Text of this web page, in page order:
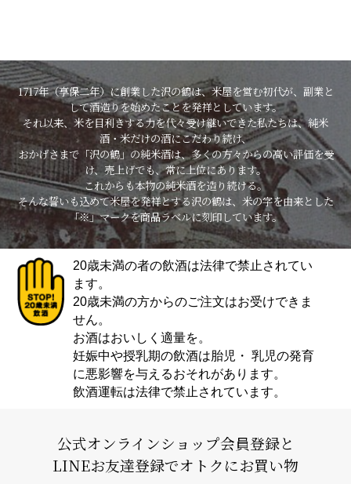
1717年（享保二年）に創業した沢の鶴は、米屋を営む初代が、副業と
して酒造りを始めたことを発祥としています。
それ以来、米を目利きする力を代々受け継いできた私たちは、純米
酒・米だけの酒にこだわり続け、
おかげさまで「沢の鶴」の純米酒は、多くの方々からの高い評価を受
け、売上げでも、常に上位にあります。
これからも本物の純米酒を造り続ける。
そんな誓いも込めて米屋を発祥とする沢の鶴は、米の字を由来とした
「※」マークを商品ラベルに刻印しています。
20歳未満の者の飲酒は法律で禁止されてい
ます。
20歳未満の方からのご注文はお受けできま
せん。
お酒はおいしく適量を。
妊娠中や授乳期の飲酒は胎児・ 乳児の発育
に悪影響を与えるおそれがあります。
飲酒運転は法律で禁止されています。
公式オンラインショップ会員登録と
LINEお友達登録でオトクにお買い物